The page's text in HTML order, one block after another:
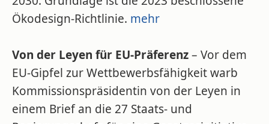
Ökodesign-Richtlinie. mehr
Von der Leyen für EU-Präferenz– Vor dem
EU-Gipfel zur Wettbewerbsfähigkeit warb
Kommissionspräsidentin von der Leyen in
einem Brief an die 27 Staats- und